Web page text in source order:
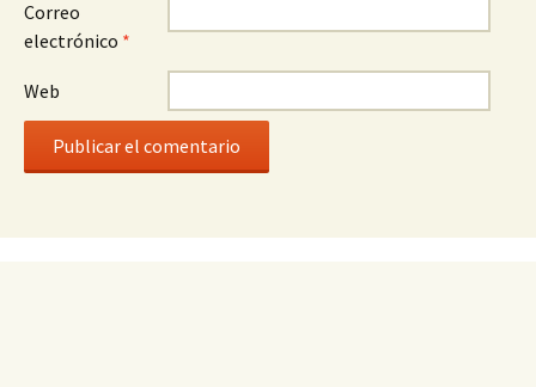
Correo
electrónico *
Web